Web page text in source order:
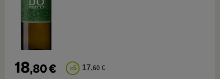
18,80€ x6 17,60 €